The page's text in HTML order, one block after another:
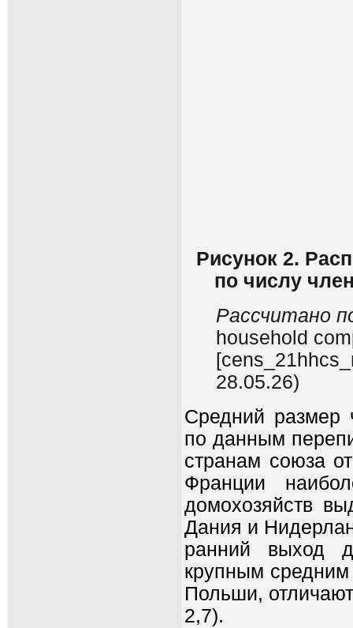
Рисунок 2.
по числу
Рассчитано
household
28.05.26)
Средний размер
по данным
странам союза
Франции
домохозяйств
Дания и
ранний выход
крупным
Польши,
2,7).